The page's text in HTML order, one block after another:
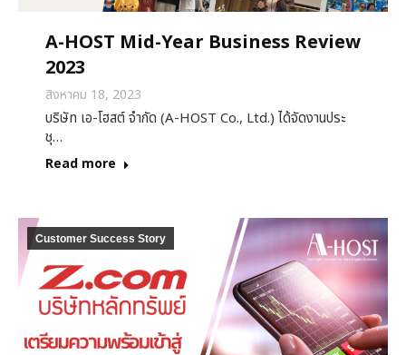
A-HOST Mid-Year Business Review
2023
สิงหาคม 18, 2023
บริษัท เอ-โฮสต์ จำกัด (A-HOST Co., Ltd.) ได้จัดงานประ
ชุ…
Read more
Customer Success Story